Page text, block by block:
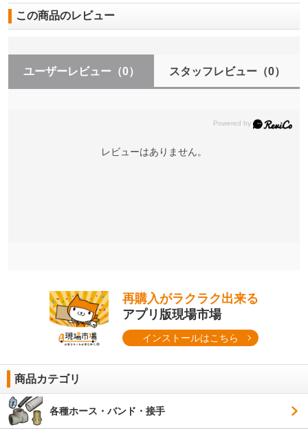
この商品のレビュー
ユーザーレビュー （0） スタッフレビュー（0）
レビューはありません。
再購入がラクラク出来る
アプリ版現場市場
インストールはこちら
商品カテゴリ
各種ホース・バンド・接手